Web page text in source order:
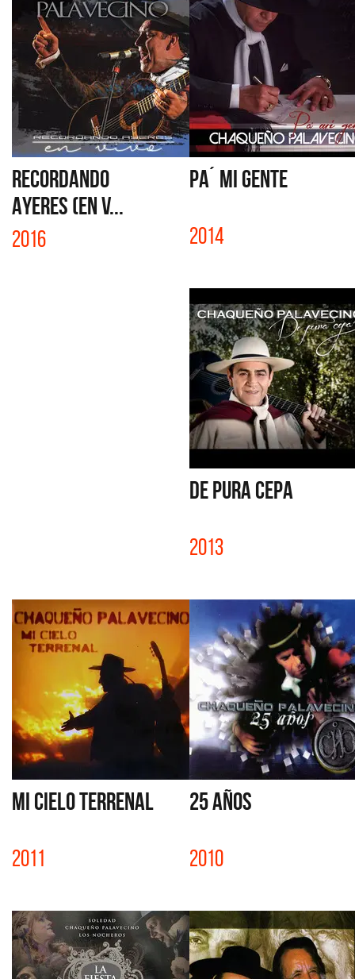
RECORDANDO
AYERES (EN V...
2016
PA´ MI GENTE
2014
DE PURA CEPA
2013
MI CIELO TERRENAL
2011
25 AÑOS
2010